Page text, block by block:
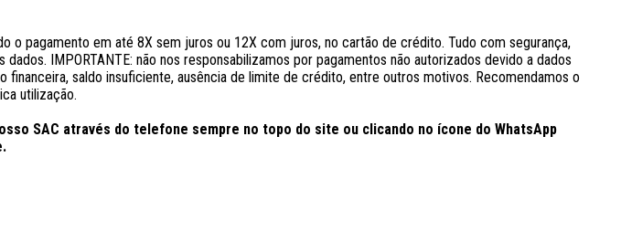
o pagamento em até 8X sem juros ou 12X com juros, no cartão de crédito. Tudo com segurança,
IMPORTANTE: não nos responsabilizamos por pagamentos não autorizados devido a dados
saldo insuficiente, ausência de limite de crédito, entre outros motivos. Recomendamos o
utilização.
SAC através do telefone sempre no topo do site ou clicando no ícone do WhatsApp